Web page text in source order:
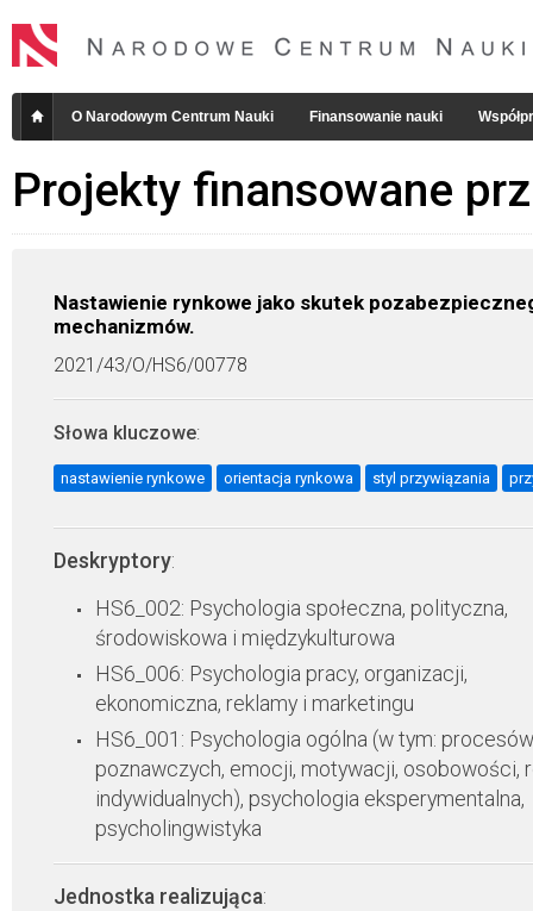
O Narodowym Centrum Nauki Finansowanie nauki
Projekty finansowane
Nastawienie rynkowe jako skutek
mechanizmów.
2021/43/O/HS6/00778
Słowa kluczowe:
nastawienie rynkowe orientacja rynkowa styl przywiązania
Deskryptory:
HS6_002: Psychologia społeczna, polityczna,
środowiskowa i międzykulturowa
HS6_006: Psychologia pracy, organizacji,
ekonomiczna, reklamy i marketingu
HS6_001: Psychologia ogólna (w tym: procesów
poznawczych, emocji, motywacji, osobowości,
indywidualnych), psychologia eksperymentalna,
psycholingwistyka
Jednostka realizująca: